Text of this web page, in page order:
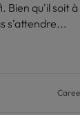
Bien qu'il soit
s’attendre